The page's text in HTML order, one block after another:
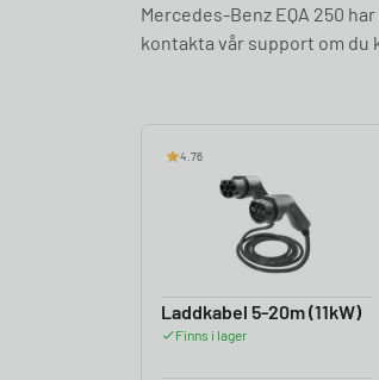
Mercedes-Benz EQA 250
kontakta vår support om du
4.76
Laddkabel 5-20m (11kW)
Finns i lager